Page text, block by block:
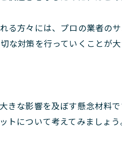
方々には、プロの業者の
対策を行っていくことが大
な影響を及ぼす懸念材料
について考えてみましょ